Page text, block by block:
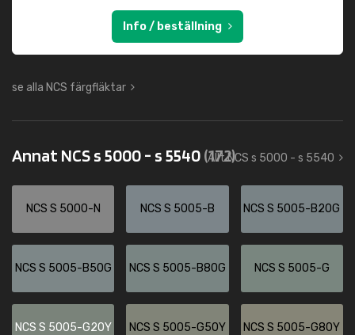
Info / beställning
se alla NCS färgfläktar
Annat NCS s 5000 - s 5540(172)
Allt NCS s 5000 - s 5540
NCS S 5000-N NCS S 5005-B NCS S 5005-B20G
NCS S 5005-B50G NCS S 5005-B80G NCS S 5005-G
NCS S 5005-G20Y NCS S 5005-G50Y NCS S 5005-G80Y